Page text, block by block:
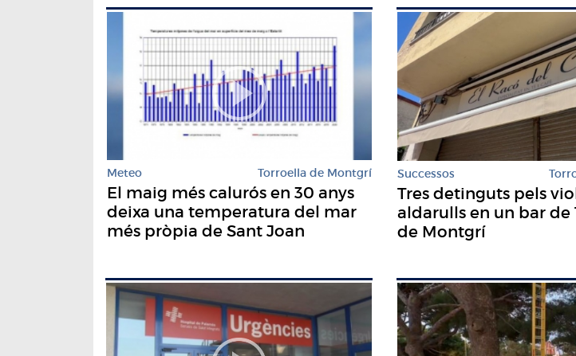
Meteo Torroella de Montgrí
El maig més calurós en 30 anys
deixa una temperatura del mar
més pròpia de Sant Joan
Successos
Tres detinguts pels
aldarulls en un bar de
de Montgrí